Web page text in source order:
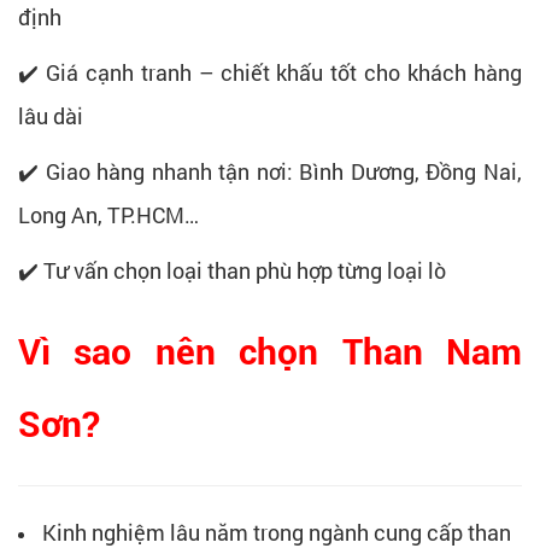
định
✔️ Giá cạnh tranh – chiết khấu tốt cho khách hàng
lâu dài
✔️ Giao hàng nhanh tận nơi: Bình Dương, Đồng Nai,
Long An, TP.HCM…
✔️ Tư vấn chọn loại than phù hợp từng loại lò
Vì sao nên chọn Than Nam
Sơn?
Kinh nghiệm lâu năm trong ngành cung cấp than